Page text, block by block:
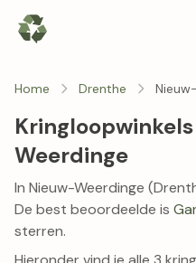
Home Drenthe
Weerdinge
In Nieuw-Weerdinge
De best beoordeelde is
sterren.